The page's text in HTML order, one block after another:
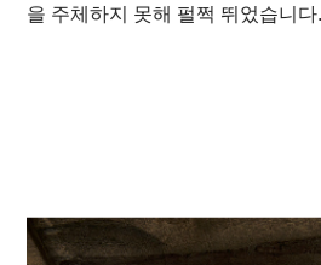
을 주체하지 못해 펄쩍 뛰었습니다.